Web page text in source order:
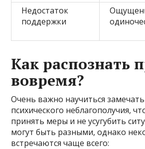
Недостаток
поддержки
Как распознать
вовремя?
Очень важно научиться
психического неблагополучия,
принять меры и не усугубить
могут быть разными, однако
встречаются чаще всего: